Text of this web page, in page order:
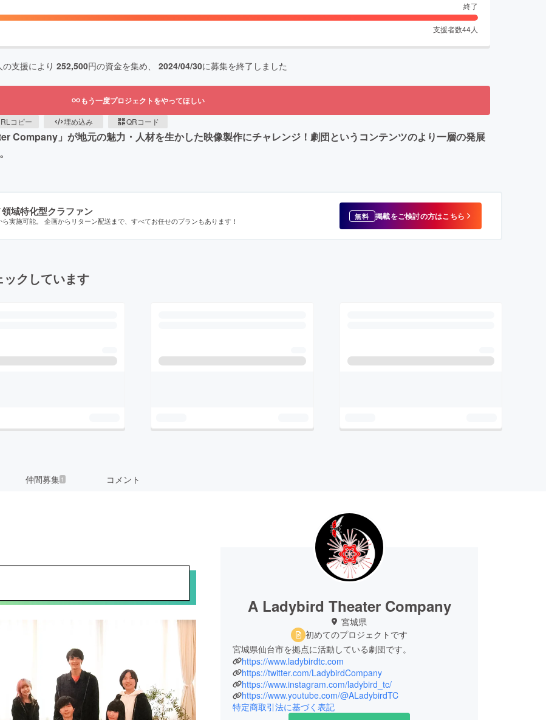
終了
支援者数44人
の支援により 252,500円の資金を集め、 2024/04/30に募集を終了しました
もう一度プロジェクトをやってほしい
コピー 埋め込み QRコード
Company」が地元の魅力・人材を生かした映像製作にチャレンジ！劇団というコンテンツのより一層の発展
域特化型クラファン
実施可能。 企画からリターン配送まで、すべてお任せのプランもあります！ 無料 掲載をご検討の方はこちら
クしています
仲間募集 1 コメント
A Ladybird Theater Company
宮城県
初めてのプロジェクトです
宮城県仙台市を拠点に活動している劇団です。
https://www.ladybirdtc.com
https://twitter.com/LadybirdCompany
https://www.instagram.com/ladybird_tc/
https://www.youtube.com/@ALadybirdTC
特定商取引法に基づく表記